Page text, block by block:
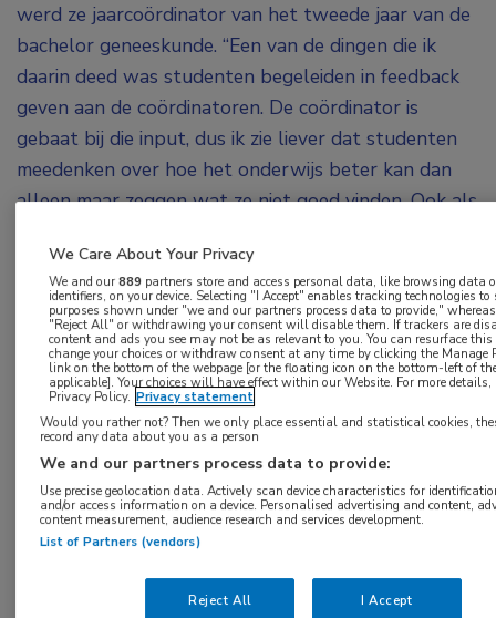
werd ze jaarcoördinator van het tweede jaar van de
bachelor geneeskunde. “Een van de dingen die ik
daarin deed was studenten begeleiden in feedback
geven aan de coördinatoren. De coördinator is
gebaat bij die input, dus ik zie liever dat studenten
meedenken over hoe het onderwijs beter kan dan
alleen maar zeggen wat ze niet goed vinden. Ook als
met een aios, vind ik dit heel interessant.”
Die enorme interesse in onderwijs, naast haar taak
als MDL-arts, heeft nu dus geleid tot haar recente
benoeming tot hoogleraar maag-, darm- en
leverziekten, in het bijzonder innovatie en
professionalisering in het medisch onderwijs.
Augmented reality
Voor het aspect innovatie in haar leerstoel kijkt
extended reality in onderwijs. Dit biedt
We Care About Your Privacy
We and our889partners store and access personal data, like browsing data
identifiers, on your device. Selecting "I Accept" enables tracking technologies to
purposes shown under "we and our partners process data to provide,"
"Reject All" or withdrawing your consent will disable them. If trackers are
content and ads you see may not be as relevant to you. You can resurface
change your choices or withdraw consent at any time by clicking the Manage
link on the bottom of the webpage [or the floating icon on the bottom-left of
applicable]. Your choices will have effect within our Website. For more details,
Privacy Policy. Privacy statement
Would you rather not? Then we only place essential and statistical cookies,
record any data about you as a person
We and our partners process data to provide:
Use precise geolocation data. Actively scan device characteristics for
and/or access information on a device. Personalised advertising and content,
content measurement, audience research and services development.
List of Partners (vendors)
Reject All I Accept